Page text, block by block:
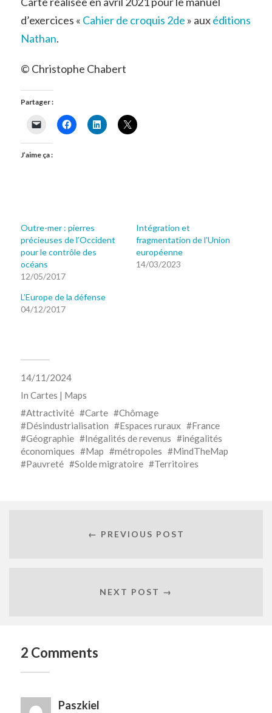
d’exercices « Cahier de croquis 2de » auxéditions
Nathan.
© Christophe Chabert
Partager :
J’aime ça :
Outre-mer : pierres
précieuses de l’Occident
pour le contrôle des
océans
12/05/2017
Intégration et
fragmentation de l’Union
européenne
14/03/2023
L’Europe de la défense
04/12/2017
14/11/2024
In Cartes | Maps
Attractivité
Carte
Chômage
Désindustrialisation
Espaces ruraux
France
Géographie
Inégalités de revenus
inégalités
économiques
Map métropoles
MindTheMap
Pauvreté
Solde migratoire Territoires
← PREVIOUS POST
NEXT POST →
2 Comments
Paszkiel